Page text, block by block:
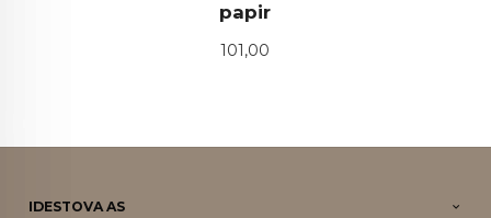
papir
Pris
101,00
IDESTOVA AS